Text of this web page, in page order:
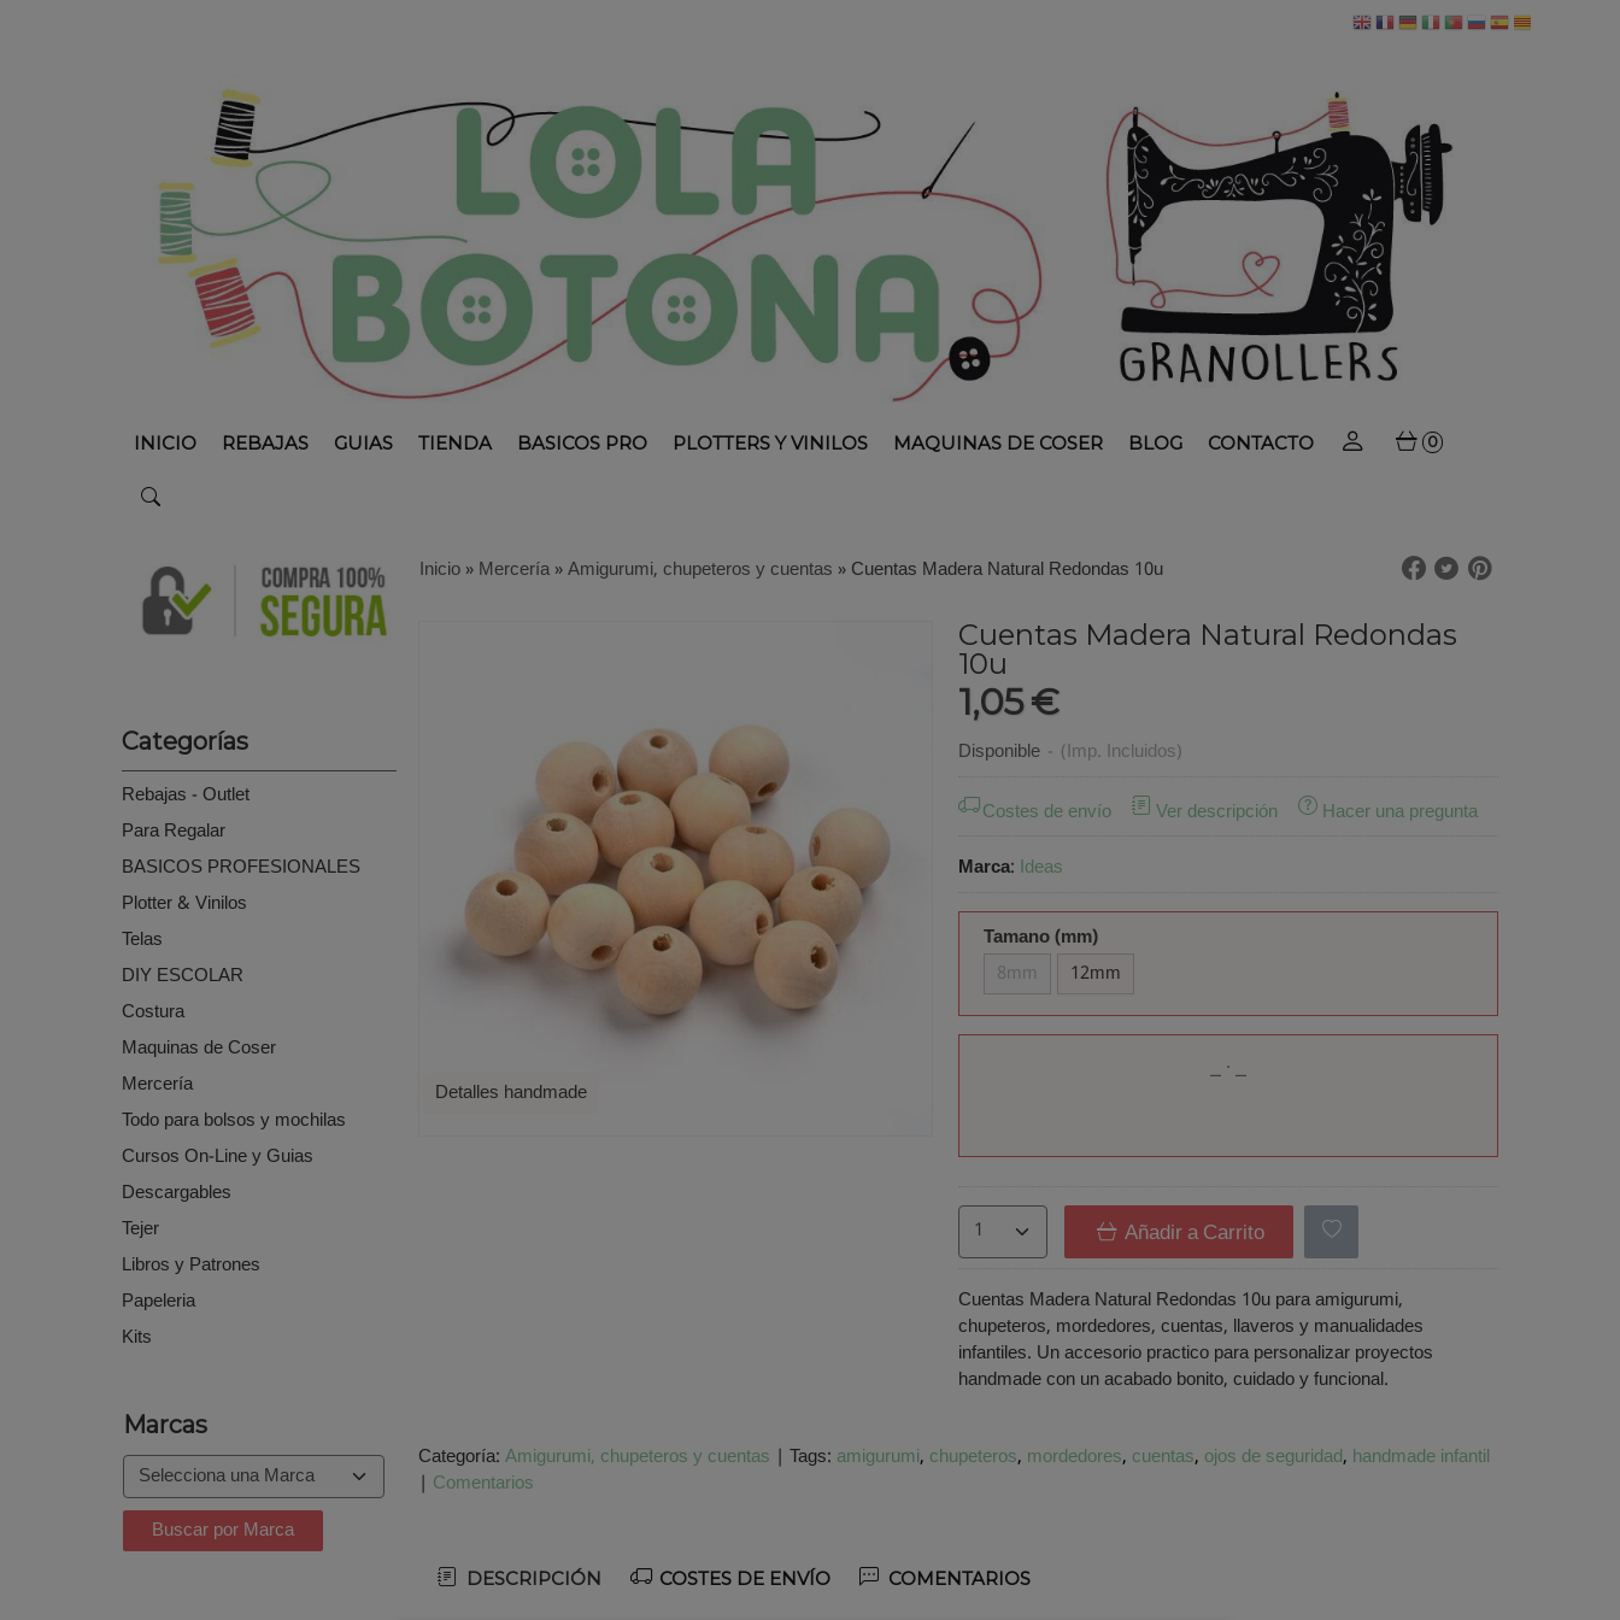
INICIO REBAJAS GUIAS TIENDA BASICOS PRO PLOTTERS Y VINILOS MAQUINAS DE COSER BLOG CONTACTO 0
Categorías
Rebajas - Outlet
Para Regalar
BASICOS PROFESIONALES
Plotter & Vinilos
Telas
DIY ESCOLAR
Costura
Maquinas de Coser
Mercería
Todo para bolsos y mochilas
Cursos On-Line y Guias
Descargables
Tejer
Libros y Patrones
Papeleria
Kits
Marcas
Inicio»Mercería»Amigurumi, chupeteros y cuentas »Cuentas Madera Natural Redondas 10u
Detalles handmade
Cuentas Madera Natural Redondas
10u
1,05 €
Disponible - (Imp. Incluidos)
Costes de envío
Ver descripción
Hacer una pregunta
Marca: Ideas
Tamano (mm)
8mm
12mm
Añadir a Carrito
Cuentas Madera Natural Redondas 10u para amigurumi,
chupeteros, mordedores, cuentas, llaveros y manualidades
infantiles. Un accesorio practico para personalizar proyectos
handmade con un acabado bonito, cuidado y funcional.
Categoría:Amigurumi, chupeteros y cuentas | Tags: amigurumi chupeteros mordedores cuentas ojos de seguridad handmade infantil
| Comentarios
DESCRIPCIÓN COSTES DE ENVÍO COMENTARIOS